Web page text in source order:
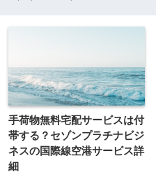
手荷物無料宅配サービスは付
帯する？セゾンプラチナビジ
ネスの国際線空港サービス詳
細